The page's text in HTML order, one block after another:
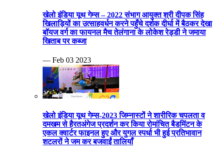
खेलो इंडिया यूथ गेम्स – 2022 संभाग आयुक्त श्री दीपक सिंह
खिलाड़ियों का उत्साहवर्धन करने पहुँचे दर्शक दीर्घा में बैठकर देखा
बॉयज वर्ग का फायनल मैच तेलंगाना के लोकेश रेड्डी ने जमाया
खिताब पर कब्जा
— Feb 03 2023
खेलो इंडिया यूथ गेम्स-2023 जिम्नास्टों ने शारीरिक चपलता व
दमखम से हैरतअंगेज प्रदर्शन कर किया रोमांचित बैडमिंटन के
एकल क्वार्टर फाइनल हुए और युगल स्पर्धा भी हुई प्रतिभावान
शटलरों ने जम कर बजवाईं तालियाँ